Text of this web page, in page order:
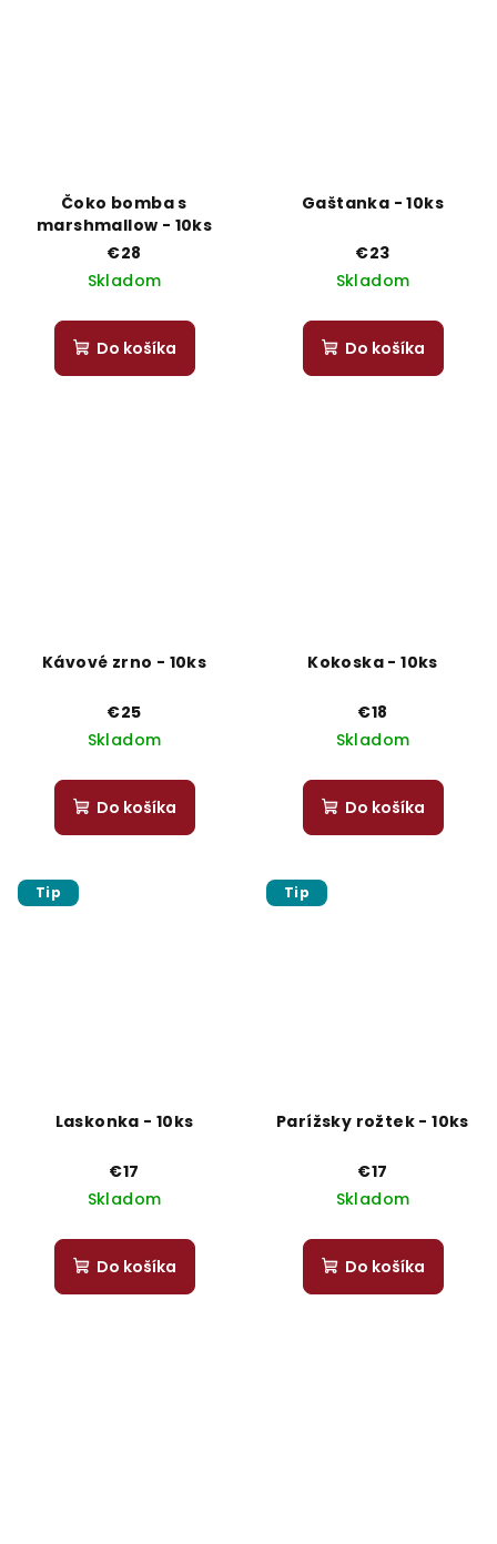
Čoko bomba s
marshmallow - 10ks
€28
Skladom
Do košíka
Gaštanka - 10ks
€23
Skladom
Do košíka
Kávové zrno - 10ks
€25
Skladom
Do košíka
Kokoska - 10ks
€18
Skladom
Do košíka
Tip
Laskonka - 10ks
€17
Skladom
Do košíka
Tip
Parížsky rožtek - 10ks
€17
Skladom
Do košíka